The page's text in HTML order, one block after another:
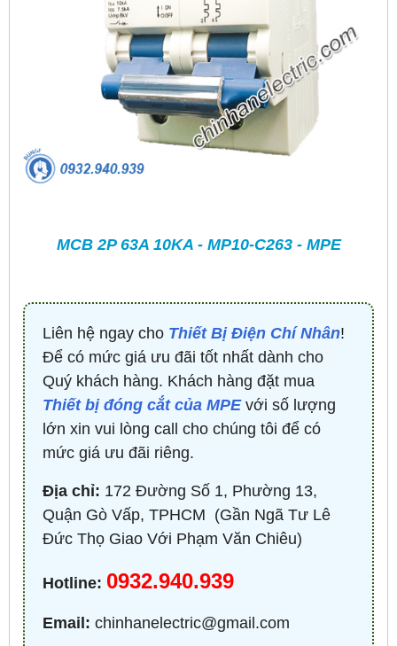
MCB 2P 63A 10KA - MP10-C263 - MPE
Liên hệ ngay cho Thiết Bị Điện Chí Nhân!
Để có mức giá ưu đãi tốt nhất dành cho
Quý khách hàng. Khách hàng đặt mua
Thiết bị đóng cắt của MPEvới số lượng
lớn xin vui lòng call cho chúng tôi để có
mức giá ưu đãi riêng.
Địa chỉ: 172 Đường Số 1, Phường 13,
Quận Gò Vấp, TPHCM ​ (Gần Ngã Tư Lê
Đức Thọ Giao Với Phạm Văn Chiêu)
Hotline: 0932.940.939
Email: chinhanelectric@gmail.com